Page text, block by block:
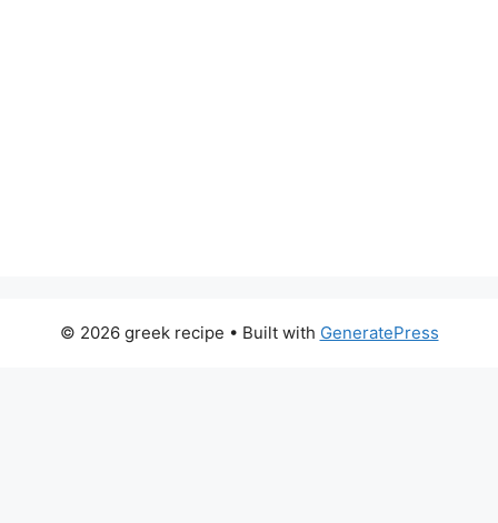
© 2026 greek recipe • Built with GeneratePress